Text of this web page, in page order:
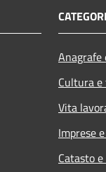
Cultura
Vita
Imprese
Catasto